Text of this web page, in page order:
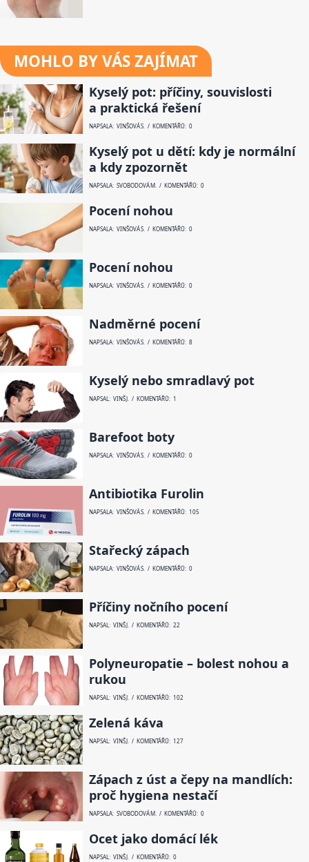
MOHLO BY VÁS ZAJÍMAT
Kyselý pot: příčiny, souvislosti
a praktická řešení
NAPSALA: VINŠOVÁ S. / KOMENTÁŘŮ: 0
Kyselý pot u dětí: kdy je normální
a kdy zpozornět
NAPSALA: SVOBODOVÁ M. / KOMENTÁŘŮ: 0
Pocení nohou
NAPSALA: VINŠOVÁ S. / KOMENTÁŘŮ: 0
Pocení nohou
NAPSALA: VINŠOVÁ S. / KOMENTÁŘŮ: 0
Nadměrné pocení
NAPSALA: VINŠOVÁ S. / KOMENTÁŘŮ: 8
Kyselý nebo smradlavý pot
NAPSAL: VINŠ J. / KOMENTÁŘŮ: 1
Barefoot boty
NAPSALA: VINŠOVÁ S. / KOMENTÁŘŮ: 0
Antibiotika Furolin
NAPSALA: VINŠOVÁ S. / KOMENTÁŘŮ: 105
Stařecký zápach
NAPSALA: VINŠOVÁ S. / KOMENTÁŘŮ: 0
Příčiny nočního pocení
NAPSAL: VINŠ J. / KOMENTÁŘŮ: 22
Polyneuropatie – bolest nohou a
rukou
NAPSAL: VINŠ J. / KOMENTÁŘŮ: 102
Zelená káva
NAPSAL: VINŠ J. / KOMENTÁŘŮ: 127
Zápach z úst a čepy na mandlích:
proč hygiena nestačí
NAPSALA: SVOBODOVÁ M. / KOMENTÁŘŮ: 0
Ocet jako domácí lék
NAPSAL: VINŠ J. / KOMENTÁŘŮ: 0